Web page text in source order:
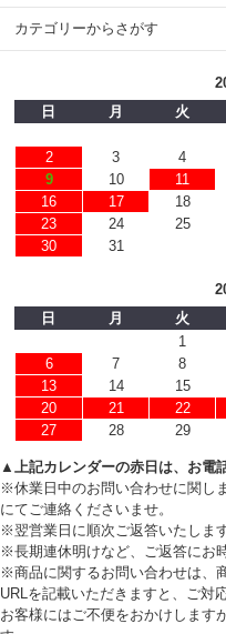
カテゴリーからさがす
日
月 火
2
3 4
9
10 11
16
17 18
23
24 25
30
31
日
月 火
1
6
7 8
13
14 15
20
21 22
27
28 29
▲上記カレンダーの赤日は、お電
※休業日中のお問い合わせに関し
にてご連絡くださいませ。
※翌営業日に順次ご返答いたします
※長期連休明けなど、ご返答にお
※商品に関するお問い合わせは、
URLを記載いただきますと、ご対
お客様にはご不便をおかけします